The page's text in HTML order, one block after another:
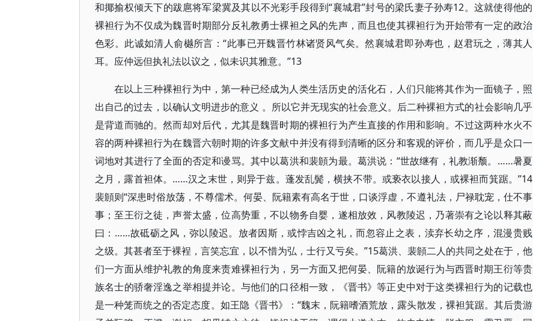
和揶揄权倾天下的跋扈将军梁冀及其以不光彩手段得到“襄城君”封号的梁氏妻子孙寿12。这就使得他的
裸袒行为不仅成为魏晋时期部分反礼教勇士裸袒之风的先声，而且也使其裸袒行为开始带有一定的政治
色彩。此诚如清人俞樾所言：“此事已开魏晋竹林诸贤风气矣。然襄城君即孙寿也，赵君玩之，薄其人
耳。应仲远但执礼法以议之，似未识其雅意。”13
在以上三种裸袒行为中，第一种已经成为人类生活历史的活化石，人们只能将其作为一面镜子，照
出自己的过去，以确认文明进步的意义 。所以它并无现实的社会意义。后二种裸袒方式的社会影响几乎
是背道而驰的。然而却对后代，尤其是魏晋时期的裸袒行为产生直接的作用和影响。不过这两种水火不
容的两种裸袒行为在魏晋六朝时期的许多文献中并没有得到清晰的区分和客观的评价，而几乎是众口一
词地对其进行了全面的否定和谩骂。其中以葛洪和裴頠为最。葛洪说：“世故继有，礼教渐颓。……暑夏
之月，露首袒体。……汉之末世，则异于兹。蓬发乱鬓，横挟不带。或亵衣以接人，或裸袒而箕踞。”14
裴頠则“深患时俗放荡，不尊儒术。何晏、阮籍素有高名于世，口谈浮虚，不遵礼法，尸禄耽宠，仕不事
事；至王衍之徒，声誉太盛，位高势重，不以物务自婴，遂相放效，风教陵迟，乃著崇有之论以释其蔽
曰：……故砥砺之风，弥以陵迟。放者因斯，或悖吉凶之礼，而忽容止之表，渎弃长幼之序，混漫贵贱
之级。其甚者至于裸裎，言笑忘宜，以不惜为弘，士行又亏矣。”15葛洪、裴頠二人的共同之处在于，他
们一方面从维护礼教的角度来责难裸袒行为，另一方面又把何晏、阮籍的放诞行为与西晋时期王衍等贵
族名士的骄奢淫逸之举相提并论。与他们的口径相一致，《晋书》等正史中对于这类裸袒行为的记载也
是一种笼而统之的否定态度。如王隐《晋书》：“魏末，阮籍嗜酒荒放，露头散发，裸袒箕踞。其后贵游